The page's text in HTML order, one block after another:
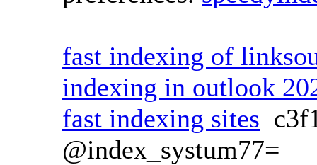
fast indexing of
indexing in outlook
fast indexing sites
@index_systum77=